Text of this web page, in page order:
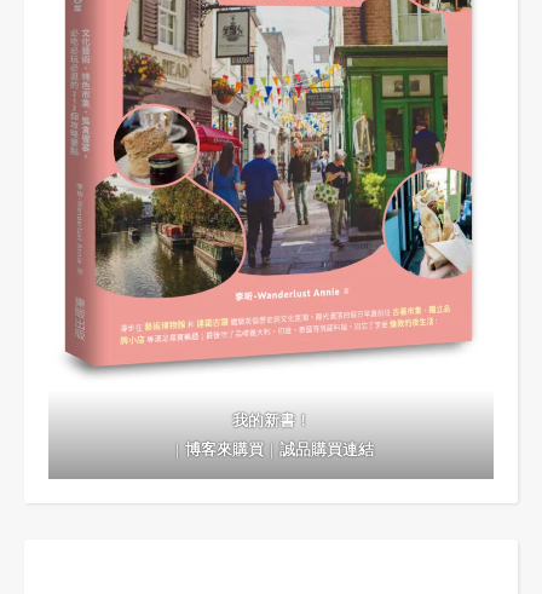
我的新書！
｜博客來購買｜誠品購買連結